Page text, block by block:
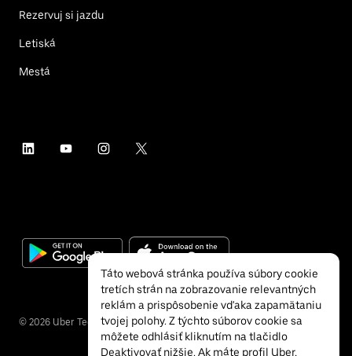
Rezervuj si jazdu
Letiská
Mestá
© 2026 Uber Technologies Inc.
Táto webová stránka používa súbory cookie
tretích strán na zobrazovanie relevantných
reklám a prispôsobenie vďaka zapamätaniu
tvojej polohy. Z týchto súborov cookie sa
môžete odhlásiť kliknutím na tlačidlo
Deaktivovať nižšie. Ak máte profil Uber,